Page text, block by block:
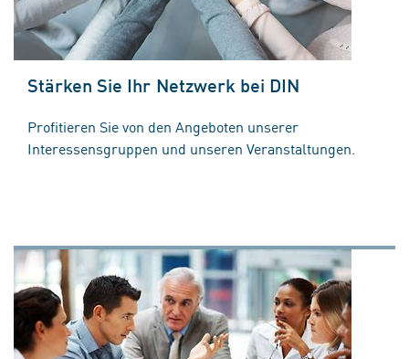
Stärken Sie Ihr Netzwerk bei DIN
Profitieren Sie von den Angeboten unserer
Interessensgruppen und unseren Veranstaltungen.